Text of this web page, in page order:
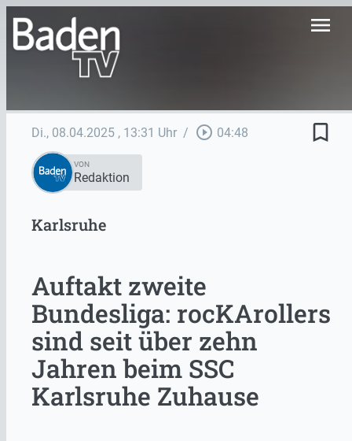
menu
Di., 08.04.2025 , 13:31 Uhr / play_circle_outline 04:48 bookmark_border
VON
Redaktion
Karlsruhe
Auftakt zweite
Bundesliga: rocKArollers
sind seit über zehn
Jahren beim SSC
Karlsruhe Zuhause